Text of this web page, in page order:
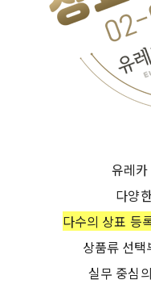
유레
다양
다수의 상표 등
상품류 선
실무 중심